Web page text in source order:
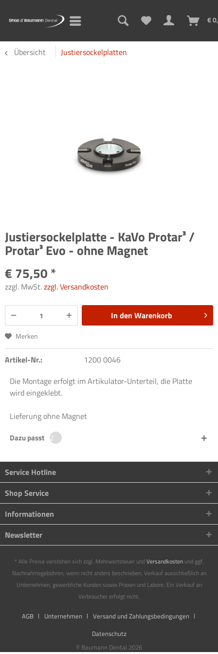
€
Übersicht Justiersockelplatten
Justiersockelplatte - KaVo Protar³ /
Protar³ Evo - ohne Magnet
€ 75,50 *
zzgl. MwSt.zzgl. Versandkosten
In den Warenkorb
Merken
Artikel-Nr.:
1200 0046
Die Montage erfolgt im Artikulator-Unterteil, die Platte
wird eingeklebt.
Lieferung ohne Magnet
Dazu passt 2
Service Hotline
Shop Service
Informationen
Newsletter
* Alle Preise verstehen sich zzgl. Mehrwertsteuer undVersandkostenund ggf.
Nachnahmegebühren, wenn nicht anders beschrieben. Verkauf ausschließlich an
Unternehmen, gewerbliche Kunden sowie Praxen und Labore. Ein Verkauf an
Verbraucher erfolgt nicht.
AGB Unternehmen
Versand und Zahlungsbedingungen
Datenschutz
© Baumann Dental 2026